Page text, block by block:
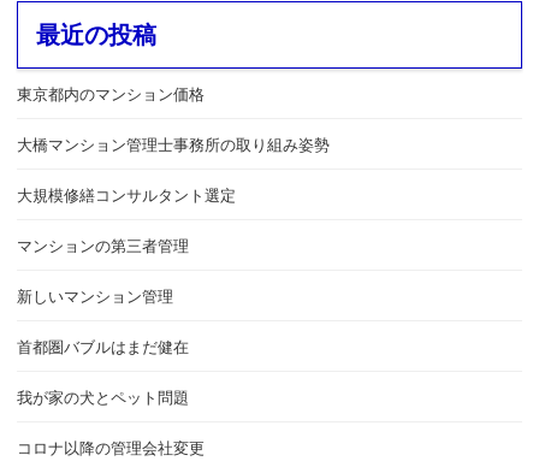
最近の投稿
東京都内のマンション価格
大橋マンション管理士事務所の取り組み姿勢
大規模修繕コンサルタント選定
マンションの第三者管理
新しいマンション管理
首都圏バブルはまだ健在
我が家の犬とペット問題
コロナ以降の管理会社変更